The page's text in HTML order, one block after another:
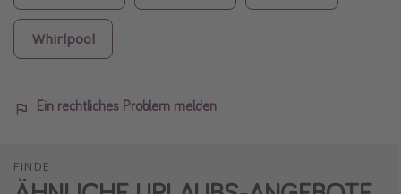
Whirlpool
Ein rechtliches Problem melden
FINDE